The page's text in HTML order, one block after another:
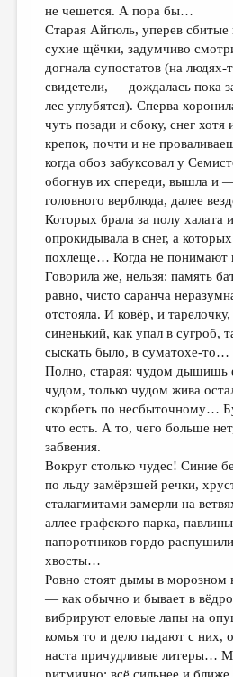
не чешется. А пора бы…
Старая Айгюль, уперев сбитые
сухие щёчки, задумчиво
догнала супостатов (на людях-
свидетели, — дождалась пока
лес углубятся). Сперва
чуть позади и сбоку, снег хотя
крепок, почти и не
когда обоз забуксовал у
обогнув их спереди, вышла и
головного верблюда, далее
Которых брала за полу халата
опрокидывала в снег, а
похлеще… Когда не понимают
Говорила же, нельзя: память
равно, чисто саранча
отстояла. И ковёр, и
синенький, как упал в сугроб,
сыскать было, в суматохе-то…
Полно, старая: чудом дышишь
чудом, только чудом жива
скорбеть по несбыточному…
что есть. А то, чего больше
забвения.
Вокруг столько чудес! Синие
по льду замёрзшей речки,
сталагмитами замерли на
аллее графского парка,
папоротников гордо
хвосты…
Ровно стоят дымы в морозном
— как обычно и бывает в
вибрируют еловые лапы на
комья то и дело падают с них,
наста причудливые литеры…